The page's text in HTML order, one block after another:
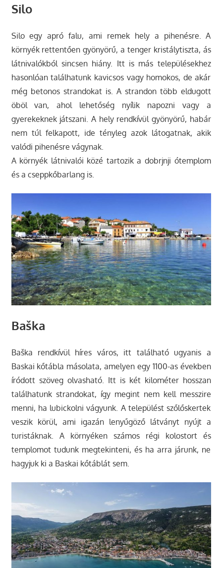
Silo
Silo egy apró falu, ami remek hely a pihenésre. A
környék rettentően gyönyörű, a tenger kristálytiszta, ás
látnivalókból sincsen hiány. Itt is más településekhez
hasonlóan találhatunk kavicsos vagy homokos, de akár
még betonos strandokat is. A strandon több eldugott
öböl van, ahol lehetőség nyílik napozni vagy a
gyerekeknek játszani. A hely rendkívül gyönyörű, habár
nem túl felkapott, ide tényleg azok látogatnak, akik
valódi pihenésre vágynak.
A környék látnivalói közé tartozik a dobrjnji ótemplom
és a cseppkőbarlang is.
Baška
Baška rendkívül híres város, itt található ugyanis a
Baskai kőtábla másolata, amelyen egy 1100-as években
íródott szöveg olvasható. Itt is két kilométer hosszan
találhatunk strandokat, így megint nem kell messzire
menni, ha lubickolni vágyunk. A települést szőlőskertek
veszik körül, ami igazán lenyűgöző látványt nyújt a
turistáknak. A környéken számos régi kolostort és
templomot tudunk megtekinteni, és ha arra járunk, ne
hagyjuk ki a Baskai kőtáblát sem.